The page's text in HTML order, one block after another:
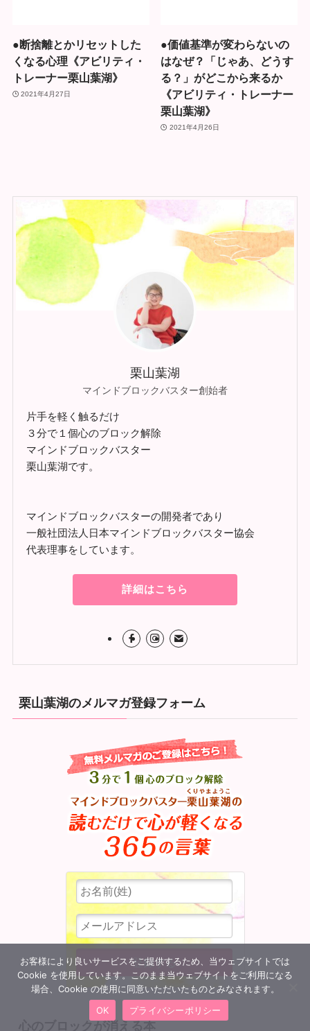
●断捨離とかリセットした
くなる心理《アビリティ・
トレーナー栗山葉湖》
2021年4月27日
●価値基準が変わらないの
はなぜ？「じゃあ、どうす
る？」がどこから来るか
《アビリティ・トレーナー
栗山葉湖》
2021年4月26日
栗山葉湖
マインドブロックバスター創始者
片手を軽く触るだけ
３分で１個心のブロック解除
マインドブロックバスター
栗山葉湖です。
マインドブロックバスターの開発者であり
一般社団法人日本マインドブロックバスター協会
代表理事をしています。
詳細はこちら
栗山葉湖のメルマガ登録フォーム
お客様により良いサービスをご提供するため、当ウェブサイトでは
Cookie を使用しています。このまま当ウェブサイトをご利用になる
場合、Cookie の使用に同意いただいたものとみなされます。
OK
プライバシーポリシー